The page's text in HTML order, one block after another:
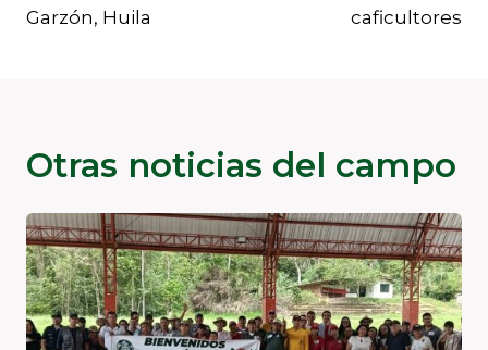
Garzón, Huila
caficultores
Otras noticias del campo